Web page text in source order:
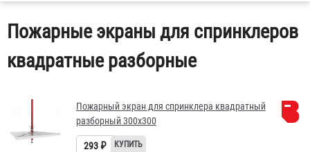
Пожарные экраны для спринклеров
квадратные разборные
Пожарный экран для спринклера квадратный
разборный 300х300
293 ₽